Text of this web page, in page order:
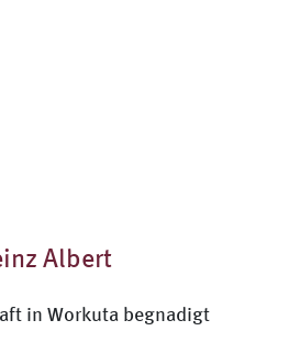
Albert
in Workuta begnadigt